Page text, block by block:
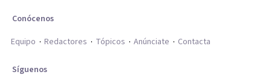
Conócenos
Equipo
Redactores Tópicos Anúnciate Contacta
Síguenos